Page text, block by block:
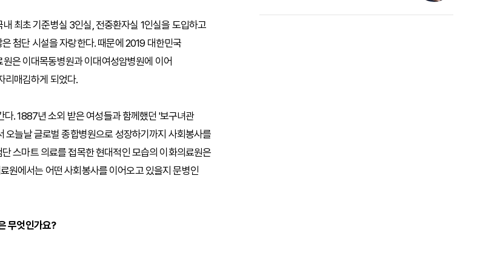
최초 기준병실 3인실, 전중환자실 1인실을 도입하고
첨단 시설을 자랑한다. 때문에 2019 대한민국
은 이대목동병원과 이대여성암병원에 이어
리매김하게 되었다.
. 1887년 소외 받은 여성들과 함께했던 '보구녀관
오늘날 글로벌 종합병원으로 성장하기까지 사회봉사를
스마트 의료를 접목한 현대적인 모습의 이화의료원은
원에서는 어떤 사회봉사를 이어오고 있을지 문병인
무엇인가요?